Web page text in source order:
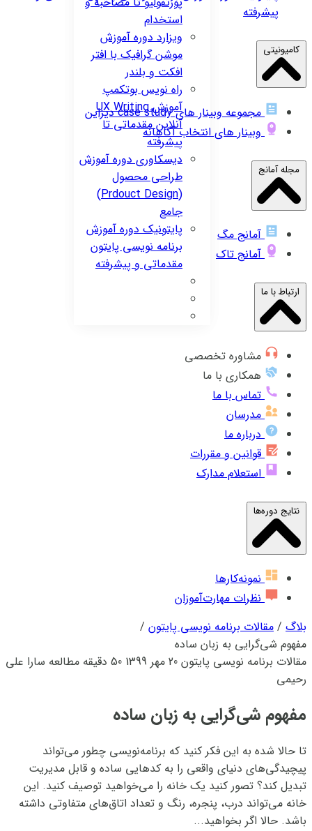
استخدام
ویزارددوره آموزش
موشن گرافیک با افتر
افکت و بلندر
راه نویسبوتکمپ
آموزش UX Writing
آنلاین مقدماتی تا
پیشرفته
دیسکاوریدوره آموزش
طراحی محصول
(Prdouct Design)
جامع
پایتونیکدوره آموزش
برنامه نویسی پایتون
مقدماتی و پیشرفته
پیشرفته
کامیونیتی
مجموعه وبینار های case study دیزاین
وبینار های انتخاب آگاهانه
مجله آمانج
آمانج مگ
آمانج تاک
ارتباط با ما
مشاوره تخصصی
همکاری با ما
تماس با ما
مدرسان
درباره ما
قوانین و مقررات
استعلام مدارک
نتایج دوره‌ها
نمونه‌کارها
نظرات مهارت‌آموزان
بلاگ / مقالات برنامه نویسی پایتون /
مفهوم شی‌گرایی به زبان ساده
مقالات برنامه نویسی پایتون 20 مهر 1399 50 دقیقه مطالعه
سارا علی
رحیمی
مفهوم شی‌گرایی به زبان ساده
تا حالا شده به این فکر کنید که برنامه‌نویسی چطور می‌تواند
پیچیدگی‌های دنیای واقعی را به کدهایی ساده و قابل مدیریت
تبدیل کند؟ تصور کنید یک خانه را می‌خواهید توصیف کنید. این
خانه می‌تواند درب، پنجره، رنگ و تعداد اتاق‌های متفاوتی داشته
باشد. حالا اگر بخواهید...